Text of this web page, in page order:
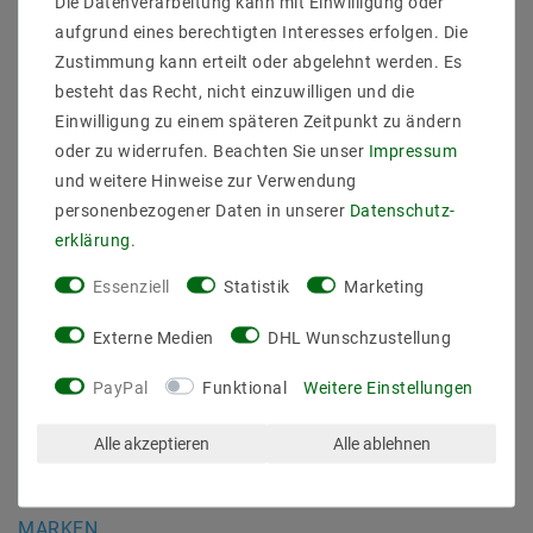
Barrierefreiheitserklärung
Vertrag widerrufen
SICHER BEZAHLEN
aufgrund eines berechtigten Interesses erfolgen. Die
Zustimmung kann erteilt oder abgelehnt werden. Es
besteht das Recht, nicht einzuwilligen und die
Einwilligung zu einem späteren Zeitpunkt zu ändern
oder zu widerrufen. Beachten Sie unser Impressum
und weitere Hinweise zur Verwendung
personenbezogener Daten in unserer Daten­schutz­
erklärung.
Essenziell Statistik Marketing
Externe Medien DHL Wunschzustellung
PayPal Funktional Weitere Einstellungen
Alle akzeptieren Alle ablehnen